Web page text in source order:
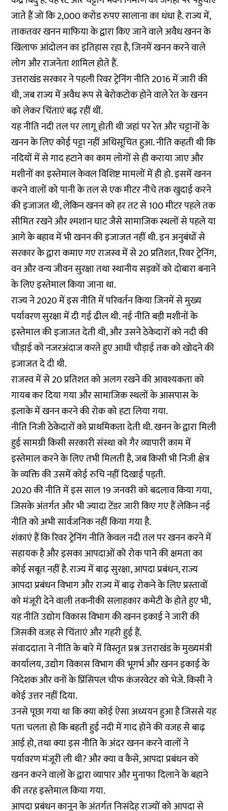
जाते हैं जो कि 2,000 करोड रुपए सालाना का धंधा है. राज्य में,
ताकतवर खनन माफिया के द्वारा किए जाने वाले अवैध खनन के
खिलाफ आंदोलन का इतिहास रहा है, जिनमें खनन करने वाले
लोग और राजनेता शामिल होते हैं.
उत्तराखंड सरकार ने पहली रिवर ट्रेनिंग नीति 2016 में जारी की
थी, जब राज्य में अवैध रूप से बेरोकटोक होने वाले रेत के खनन
को लेकर चिंताएं बढ़ रहीं थीं.
यह नीति नदी तल पर लागू होती थी जहां पर रेत और चट्टानों के
खनन के लिए कोई पट्टा नहीं अधिसूचित हुआ. नीति कहती थी कि
नदियों में से गाद हटाने का काम लोगों से ही कराया जाए और
मशीनों का इस्तेमाल केवल विशिष्ट मामलों में ही हो. इसमें खनन
करने वालों को पानी के तल से एक मीटर नीचे तक खुदाई करने
की इजाजत थी, लेकिन खनन को हर तट से 100 मीटर पहले तक
सीमित रखने और श्मशान घाट जैसे सामाजिक स्थलों से पहले या
आगे के बहाव में भी खनन की इजाजत नहीं थी. इन अनुबंधों से
सरकार के द्वारा कमाए गए राजस्व में से 20 प्रतिशत, रिवर ट्रेनिंग,
वन और वन्य जीवन सुरक्षा तथा स्थानीय सड़कों को दोबारा बनाने
के लिए इस्तेमाल किया जाना था.
राज्य ने 2020 में इस नीति में परिवर्तन किया जिनमें से मुख्य
पर्यावरण सुरक्षा में दी गई ढील थी. नई नीति बड़ी मशीनों के
इस्तेमाल की इजाजत देती थी, और उसने ठेकेदारों को नदी की
चौड़ाई को नजरअंदाज करते हुए आधी चौड़ाई तक को खोदने की
इजाजत दे दी थी.
राजस्व में से 20 प्रतिशत को अलग रखने की आवश्यकता को
गायब कर दिया गया और सामाजिक स्थलों के आसपास के
इलाके में खनन करने की रोक को हटा लिया गया.
नीति निजी ठेकेदारों को प्राथमिकता देती थी. खनन के द्वारा मिली
हुई सामग्री किसी सरकारी संस्था को गैर व्यापारी काम में
इस्तेमाल करने के लिए तभी मिलती है, जब किसी भी निजी क्षेत्र
के व्यक्ति की उसमें कोई रुचि नहीं दिखाई पड़ती.
2020 की नीति में इस साल 19 जनवरी को बदलाव किया गया,
जिसके अंतर्गत और भी ज्यादा टेंडर जारी किए गए हैं लेकिन नई
नीति को अभी सार्वजनिक नहीं किया गया है.
शंकाएं हैं कि रिवर ट्रेनिंग नीति केवल नदी तल पर खनन करने में
सहायक है और इसका आपदाओं को रोक पाने की क्षमता का
कोई सबूत नहीं है. राज्य में बाढ़ सुरक्षा, आपदा प्रबंधन, राज्य
आपदा प्रबंधन विभाग और राज्य में बाढ़ रोकने के लिए प्रस्तावों
को मंजूरी देने वाली तकनीकी सलाहकार कमेटी के होते हुए भी,
यह नीति उद्योग विकास विभाग की खनन इकाई ने जारी की
जिसकी वजह से चिंताएं और गहरी हुई हैं.
संवाददाता ने नीति के बारे में विस्तृत प्रश्न उत्तराखंड के मुख्यमंत्री
कार्यालय, उद्योग विकास विभाग की भूगर्भ और खनन इकाई के
निदेशक और वनों के प्रिंसिपल चीफ कंजरवेटर को भेजे. किसी ने
कोई उत्तर नहीं दिया.
उनसे पूछा गया था कि क्या कोई ऐसा अध्ययन हुआ है जिससे यह
पता चलता हो कि बहती हुई नदी में गाद होने की वजह से बाढ़
आई हो, तथा क्या इस नीति के अंदर खनन करने वालों ने
पर्यावरण मंजूरी ली थी? और क्या व कैसे, आपदा प्रबंधन को
खनन करने वालों के द्वारा व्यापार और मुनाफा दिलाने के बहाने
की तरह इस्तेमाल किया गया.
आपदा प्रबंधन कानून के अंतर्गत निःसंदेह राज्यों को आपदा से